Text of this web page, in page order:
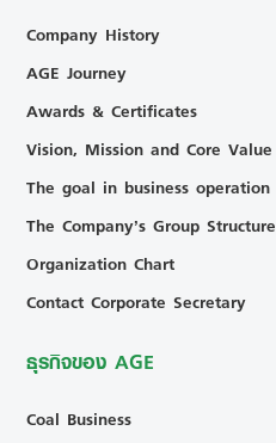
Company History
AGE Journey
Awards & Certificates
Vision, Mission and Core Value
The goal in business operation
The Company’s Group Structure
Organization Chart
Contact Corporate Secretary
ธุรกิจของ AGE
Coal Business